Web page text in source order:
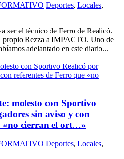
Deportes, Locales,
ser el técnico de Ferro de Realicó.
propio Rezza a IMPACTO. Uno de
adelantado en este diario...
molesto con Sportivo
sin aviso y con
«no cierran el ort…»
Deportes, Locales,